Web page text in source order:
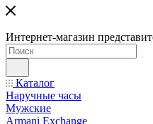
Интернет-магазин
Каталог
Наручные часы
Мужские
Armani Exchange